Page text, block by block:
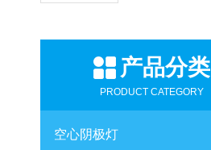
产品分类
PRODUCT CATEGORY
空心阴极灯